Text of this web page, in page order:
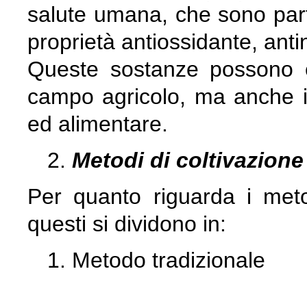
salute umana, che sono
proprietà antiossidante,
Queste sostanze
campo agricolo, ma anche
ed alimentare.
Metodi di coltivazione
Per quanto riguarda i
questi si dividono in:
Metodo tradizionale